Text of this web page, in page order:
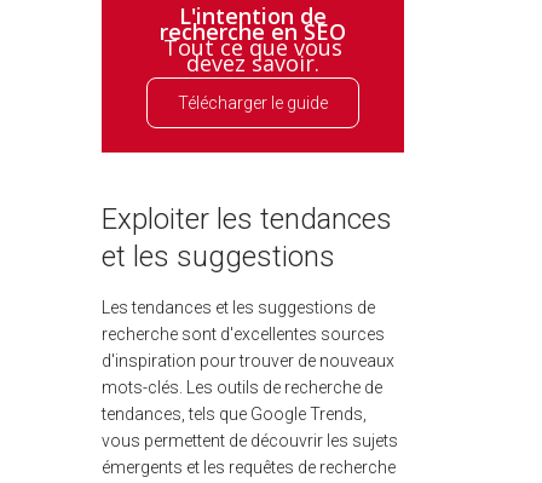
L'intention de
recherche en SEO
Tout ce que vous
devez savoir.
Télécharger le guide
Exploiter les tendances
et les suggestions
Les tendances et les suggestions de
recherche sont d'excellentes sources
d'inspiration pour trouver de nouveaux
mots-clés. Les outils de recherche de
tendances, tels que Google Trends,
vous permettent de découvrir les sujets
émergents et les requêtes de recherche